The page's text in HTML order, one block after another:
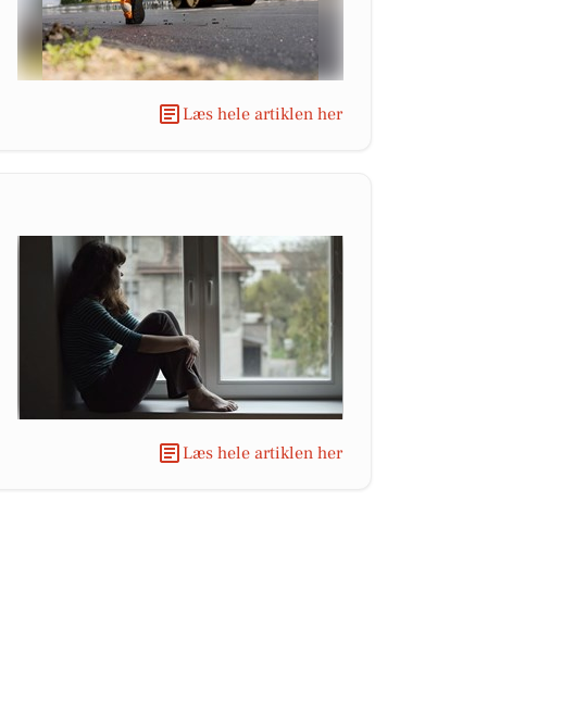
Læs hele artiklen her
Læs hele artiklen her